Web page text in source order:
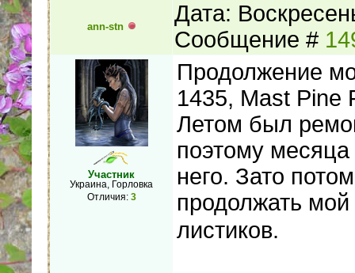
ann-stn
Дата:
Сообщение #
Участник
Украина, Горловка
Отличия: 3
Продолжение
1435, Mast Pine
Летом был
поэтому
него. Зато
продолжать
листиков.